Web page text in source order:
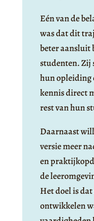
Eén van de
was dat dit
beter aansluit
studenten. Zij
hun opleiding
kennis direct
rest van hun
Daarnaast
versie meer
en
de
Het doel is
ontwikkelen